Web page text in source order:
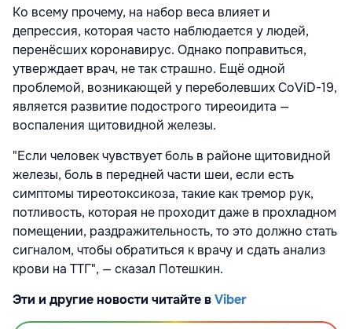
Ко всему прочему, на набор веса влияет и
депрессия, которая часто наблюдается у людей,
перенёсших коронавирус. Однако поправиться,
утверждает врач, не так страшно. Ещё одной
проблемой, возникающей у переболевших CoViD-19,
является развитие подострого тиреоидита —
воспаления щитовидной железы.
"Если человек чувствует боль в районе щитовидной
железы, боль в передней части шеи, если есть
симптомы тиреотоксикоза, такие как тремор рук,
потливость, которая не проходит даже в прохладном
помещении, раздражительность, то это должно стать
сигналом, чтобы обратиться к врачу и сдать анализ
крови на ТТГ", — сказал Потешкин.
Эти и другие новости читайте вViber